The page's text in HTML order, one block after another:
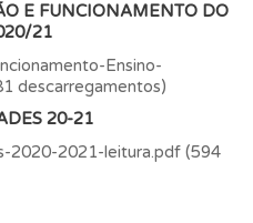
E FUNCIONAMENTO DO
21
Ensino-
descarregamentos)
20-21
2020-2021-leitura.pdf (594